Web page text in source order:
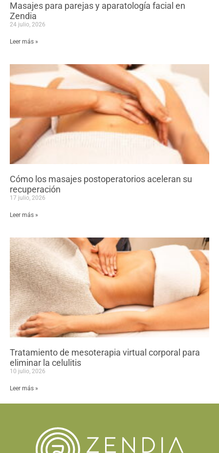
Masajes para parejas y aparatología facial en
Zendia
24 julio, 2026
Leer más »
Cómo los masajes postoperatorios aceleran su
recuperación
17 julio, 2026
Leer más »
Tratamiento de mesoterapia virtual corporal para
eliminar la celulitis
10 julio, 2026
Leer más »